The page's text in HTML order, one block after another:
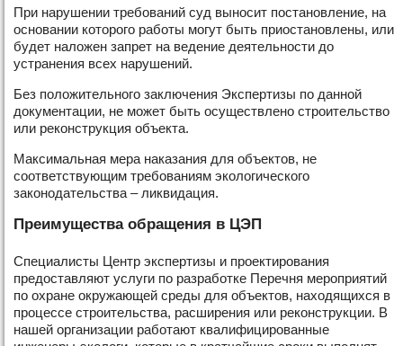
При нарушении требований суд выносит постановление, на
основании которого работы могут быть приостановлены, или
будет наложен запрет на ведение деятельности до
устранения всех нарушений.
Без положительного заключения Экспертизы по данной
документации, не может быть осуществлено строительство
или реконструкция объекта.
Максимальная мера наказания для объектов, не
соответствующим требованиям экологического
законодательства – ликвидация.
Преимущества обращения в ЦЭП
Специалисты Центр экспертизы и проектирования
предоставляют услуги по разработке Перечня мероприятий
по охране окружающей среды для объектов, находящихся в
процессе строительства, расширения или реконструкции. В
нашей организации работают квалифицированные